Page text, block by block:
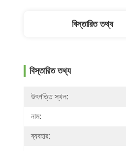
বিস্তারিত তথ্য
বিস্তারিত তথ্য
উৎপত্তি স্থল:
নাম:
ব্যবহার: